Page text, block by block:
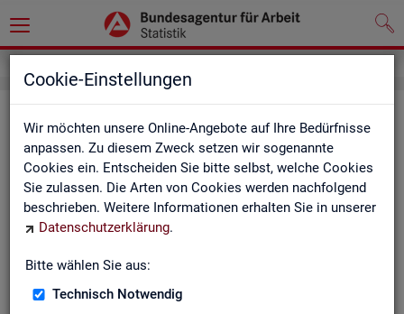
Cookie-Einstellungen
Wir möchten unsere Online-Angebote auf Ihre Bedürfnisse
anpassen. Zu diesem Zweck setzen wir sogenannte
Cookies ein. Entscheiden Sie bitte selbst, welche Cookies
Sie zulassen. Die Arten von Cookies werden nachfolgend
beschrieben. Weitere Informationen erhalten Sie in unserer
Datenschutzerklärung.
Bitte wählen Sie aus:
Technisch Notwendig
Ar­beits­lo­se und Ar­beits­lo­sen­quo­
ten - Deutsch­land, Län­der, Krei­se
und Ge­mein­den (Zeit­rei­he Mo­nats-
und Jah­res­zah­len)
nen über Ar­beits­lo­se nach Alter, Ge­schlecht, Staats­an­ge­hö­
rig­keit, Schwer­be­hin­de­rung und wei­te­re Merk­ma­le sowie Ar­
beits­lo­sen­quo­ten.